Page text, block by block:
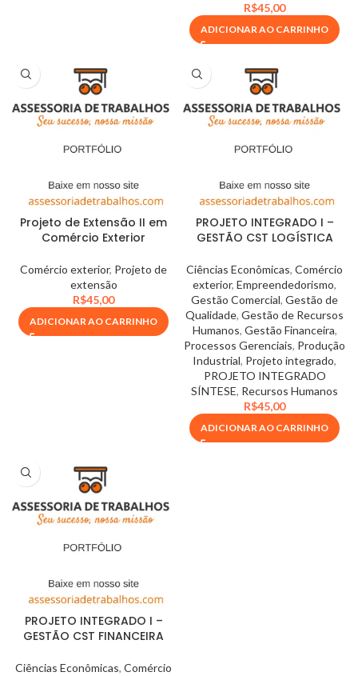
R$45,00
ADICIONAR AO CARRINHO
Projeto de Extensão II em
Comércio Exterior
Comércio exterior, Projeto de
extensão
R$45,00
ADICIONAR AO CARRINHO
PROJETO INTEGRADO I –
GESTÃO CST LOGÍSTICA
Ciências Econômicas, Comércio
exterior, Empreendedorismo,
Gestão Comercial, Gestão de
Qualidade, Gestão de Recursos
Humanos, Gestão Financeira,
Processos Gerenciais, Produção
Industrial, Projeto integrado,
PROJETO INTEGRADO
SÍNTESE, Recursos Humanos
R$45,00
ADICIONAR AO CARRINHO
PROJETO INTEGRADO I –
GESTÃO CST FINANCEIRA
Ciências Econômicas, Comércio